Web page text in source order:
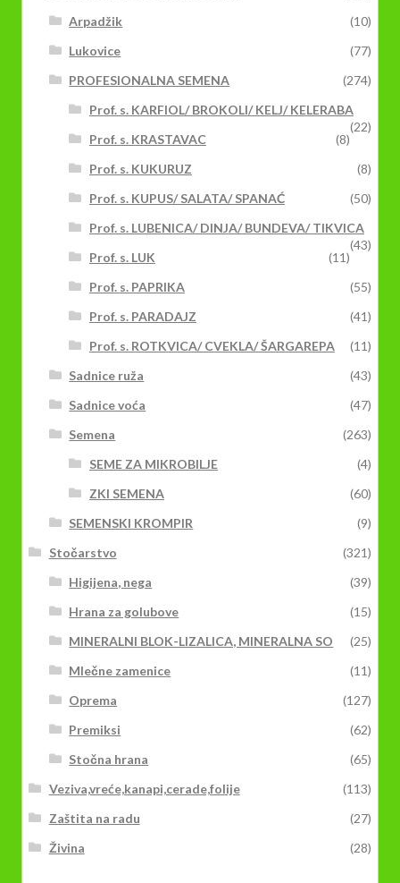
Arpadžik
(10)
Lukovice
(77)
PROFESIONALNA SEMENA
(274)
Prof. s. KARFIOL/ BROKOLI/ KELJ/ KELERABA
(22)
Prof. s. KRASTAVAC
(8)
Prof. s. KUKURUZ
(8)
Prof. s. KUPUS/ SALATA/ SPANAĆ
(50)
Prof. s. LUBENICA/ DINJA/ BUNDEVA/ TIKVICA
(43)
Prof. s. LUK
(11)
Prof. s. PAPRIKA
(55)
Prof. s. PARADAJZ
(41)
Prof. s. ROTKVICA/ CVEKLA/ ŠARGAREPA
(11)
Sadnice ruža
(43)
Sadnice voća
(47)
Semena
(263)
SEME ZA MIKROBILJE
(4)
ZKI SEMENA
(60)
SEMENSKI KROMPIR
(9)
Stočarstvo
(321)
Higijena, nega
(39)
Hrana za golubove
(15)
MINERALNI BLOK-LIZALICA, MINERALNA SO
(25)
Mlečne zamenice
(11)
Oprema
(127)
Premiksi
(62)
Stočna hrana
(65)
Veziva,vreće,kanapi,cerade,folije
(113)
Zaštita na radu
(27)
Živina
(28)